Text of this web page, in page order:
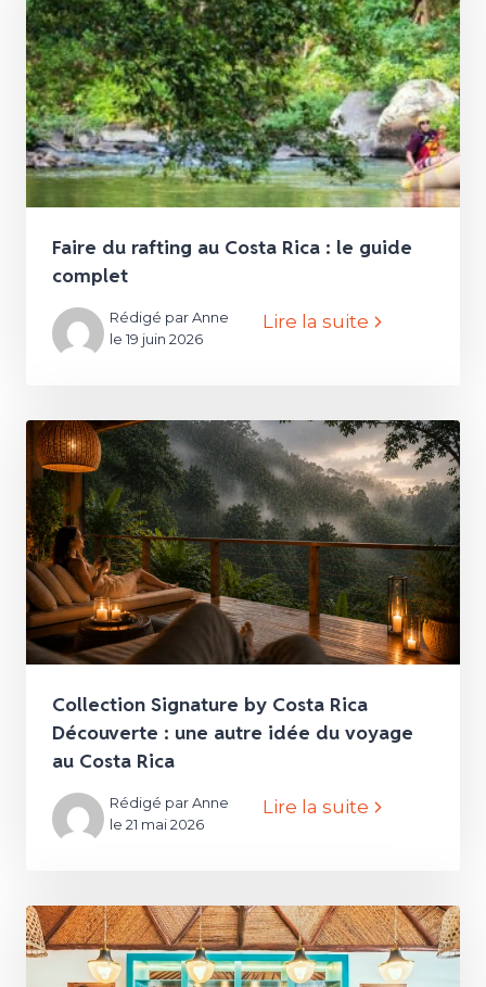
Faire du rafting au Costa Rica : le guide
complet
Rédigé par Anne
le 19 juin 2026
Lire la suite
Collection Signature by Costa Rica
Découverte : une autre idée du voyage
au Costa Rica
Rédigé par Anne
le 21 mai 2026
Lire la suite